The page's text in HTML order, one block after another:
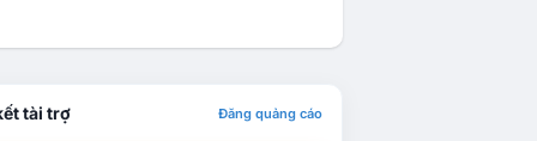
tài trợ Đăng quảng cáo